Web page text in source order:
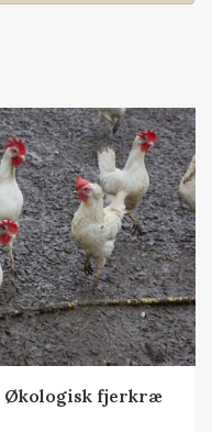
Økologisk fjerkræ